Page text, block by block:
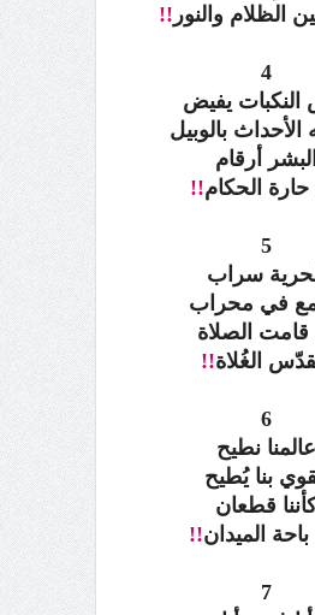
الظلام والنور !!
4
يفيض
الأحداث بالوبيل
البشر أرقام
الحكام!!
5
سراب
في محراب
قامت الصلاة
الغُلاة!!
6
عالمنا نطيح
بنا يُطيح
قطعان
الميدان!!
7